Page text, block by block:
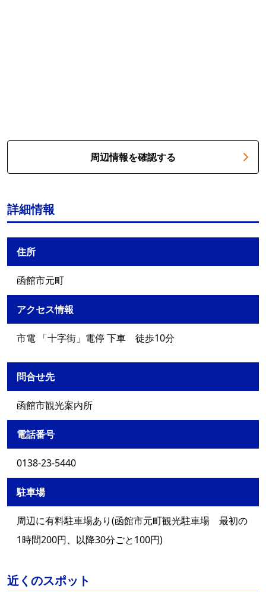
周辺情報を確認する
詳細情報
住所
函館市元町
アクセス情報
市電 「十字街」電停 下車 徒歩10分
問合せ先
函館市観光案内所
電話番号
0138-23-5440
駐車場
周辺に有料駐車場あり(函館市元町観光駐車場 最初の
1時間200円、以降30分ごと100円)
近くのスポット